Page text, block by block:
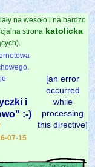
na wesoło i na bardzo
strona katolicka
i
:-)
07-15
[an error
occurred
while
processing
this directive]